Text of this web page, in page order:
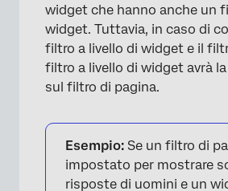
widget che hanno anche un
widget. Tuttavia, in caso di
filtro a livello di widget e il
filtro a livello di widget avrà
sul filtro di pagina.
Esempio: Se un filtro di
impostato per mostrare
risposte di uomini e un